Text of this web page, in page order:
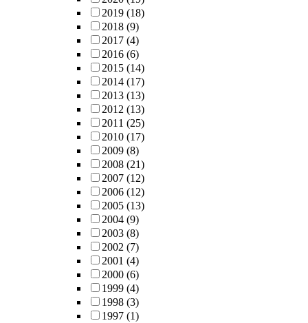
2019 (18)
2018 (9)
2017 (4)
2016 (6)
2015 (14)
2014 (17)
2013 (13)
2012 (13)
2011 (25)
2010 (17)
2009 (8)
2008 (21)
2007 (12)
2006 (12)
2005 (13)
2004 (9)
2003 (8)
2002 (7)
2001 (4)
2000 (6)
1999 (4)
1998 (3)
1997 (1)